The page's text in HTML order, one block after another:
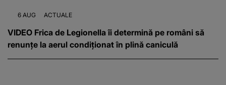
6 AUG ACTUALE
VIDEO Frica de Legionella îi determină pe români să
renunțe la aerul condiționat în plină caniculă